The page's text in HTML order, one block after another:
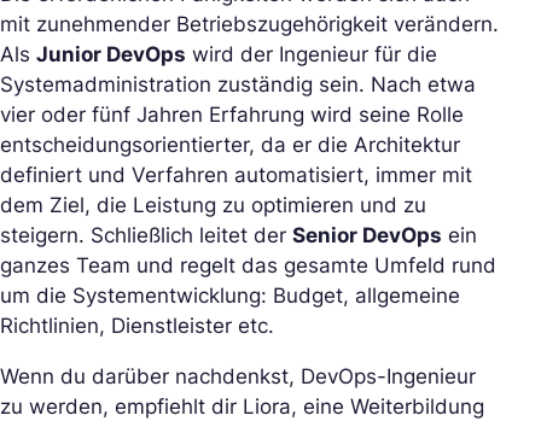
mit zunehmender Betriebszugehörigkeit verändern.
Als Junior DevOps wird der Ingenieur für die
Systemadministration zuständig sein. Nach etwa
vier oder fünf Jahren Erfahrung wird seine Rolle
entscheidungsorientierter, da er die Architektur
definiert und Verfahren automatisiert, immer mit
dem Ziel, die Leistung zu optimieren und zu
steigern. Schließlich leitet der Senior DevOps ein
ganzes Team und regelt das gesamte Umfeld rund
um die Systementwicklung: Budget, allgemeine
Richtlinien, Dienstleister etc.
Wenn du darüber nachdenkst, DevOps-Ingenieur
zu werden, empfiehlt dir Liora, eine Weiterbildung